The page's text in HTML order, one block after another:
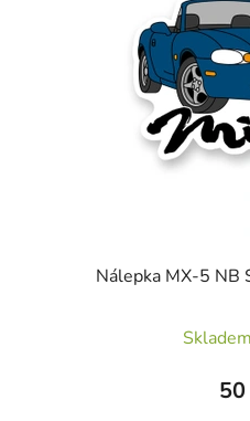
Nálepka MX-5 NB
Skladem
50